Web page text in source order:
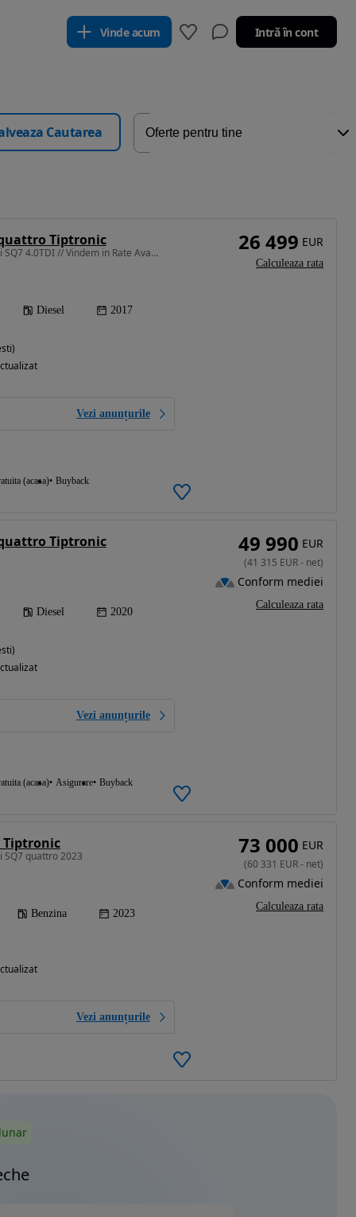
Vinde acum Intră în cont
Cautarea
Tiptronic
3956 cm3 • 435 CP • Audi SQ7 4.0TDI // Vindem in Rate Avans Zero cu Buletinul //
Diesel 2017
Vezi anunțurile
(acasa) Buyback
26 499 EUR
Calculeaza rata
Tiptronic
Diesel 2020
Vezi anunțurile
(acasa) Asigurare Buyback
49 990 EUR
(41 315 EUR- net)
Conform mediei
Calculeaza rata
Tiptronic
SQ7 quattro 2023
Benzina 2023
Vezi anunțurile
73 000 EUR
(60 331 EUR- net)
Conform mediei
Calculeaza rata